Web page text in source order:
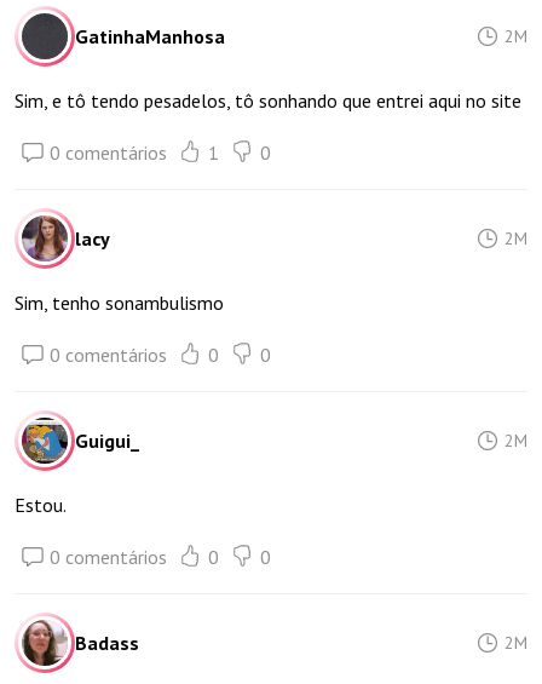
GatinhaManhosa 2M
Sim, e tô tendo pesadelos, tô sonhando que entrei aqui no site
0 comentários 1 0
lacy 2M
Sim, tenho sonambulismo
0 comentários 0 0
Guigui_ 2M
Estou.
0 comentários 0 0
Badass 2M